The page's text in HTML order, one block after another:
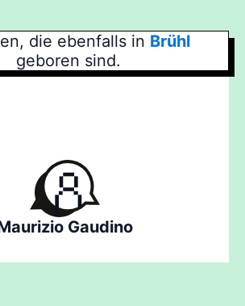
die ebenfalls in Brühl
geboren sind.
Gaudino